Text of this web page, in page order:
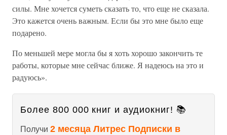
силы. Мне хочется суметь сказать то, что еще не сказала.
Это кажется очень важным. Если бы это мне было еще
подарено.
По меньшей мере могла бы я хоть хорошо закончить те
работы, которые мне сейчас ближе. Я надеюсь на это и
радуюсь».
Более 800 000 книг и аудиокниг! 📚
Получи 2 месяца Литрес Подписки в